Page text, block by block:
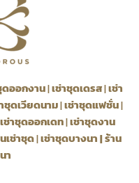
ดออกงาน|เช่าชุดเดรส|เช่า
ชุดเวียดนาม|เช่าชุดแฟชั่น|
เช่าชุดออกเดท|เช่าชุดงาน
เช่าชุด|เช่าชุดบางนา|ร้าน
า